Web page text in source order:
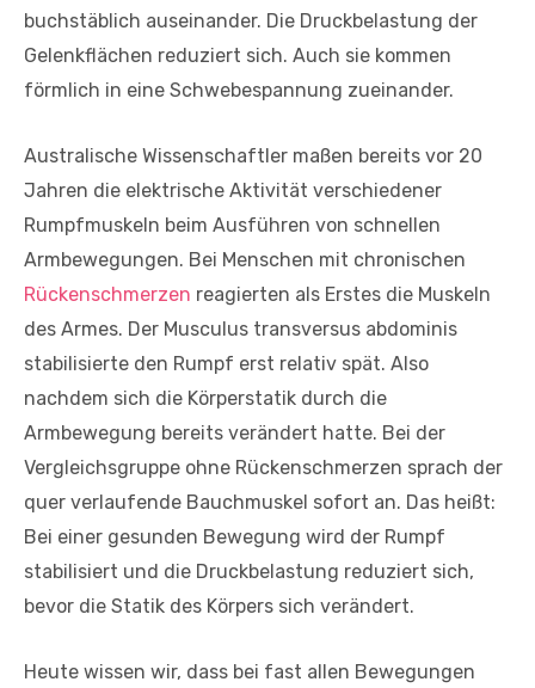
buchstäblich auseinander. Die Druckbelastung der
Gelenkflächen reduziert sich. Auch sie kommen
förmlich in eine Schwebespannung zueinander.
Australische Wissenschaftler maßen bereits vor 20
Jahren die elektrische Aktivität verschiedener
Rumpfmuskeln beim Ausführen von schnellen
Armbewegungen. Bei Menschen mit chronischen
Rückenschmerzen reagierten als Erstes die Muskeln
des Armes. Der Musculus transversus abdominis
stabilisierte den Rumpf erst relativ spät. Also
nachdem sich die Körperstatik durch die
Armbewegung bereits verändert hatte. Bei der
Vergleichsgruppe ohne Rückenschmerzen sprach der
quer verlaufende Bauchmuskel sofort an. Das heißt:
Bei einer gesunden Bewegung wird der Rumpf
stabilisiert und die Druckbelastung reduziert sich,
bevor die Statik des Körpers sich verändert.
Heute wissen wir, dass bei fast allen Bewegungen